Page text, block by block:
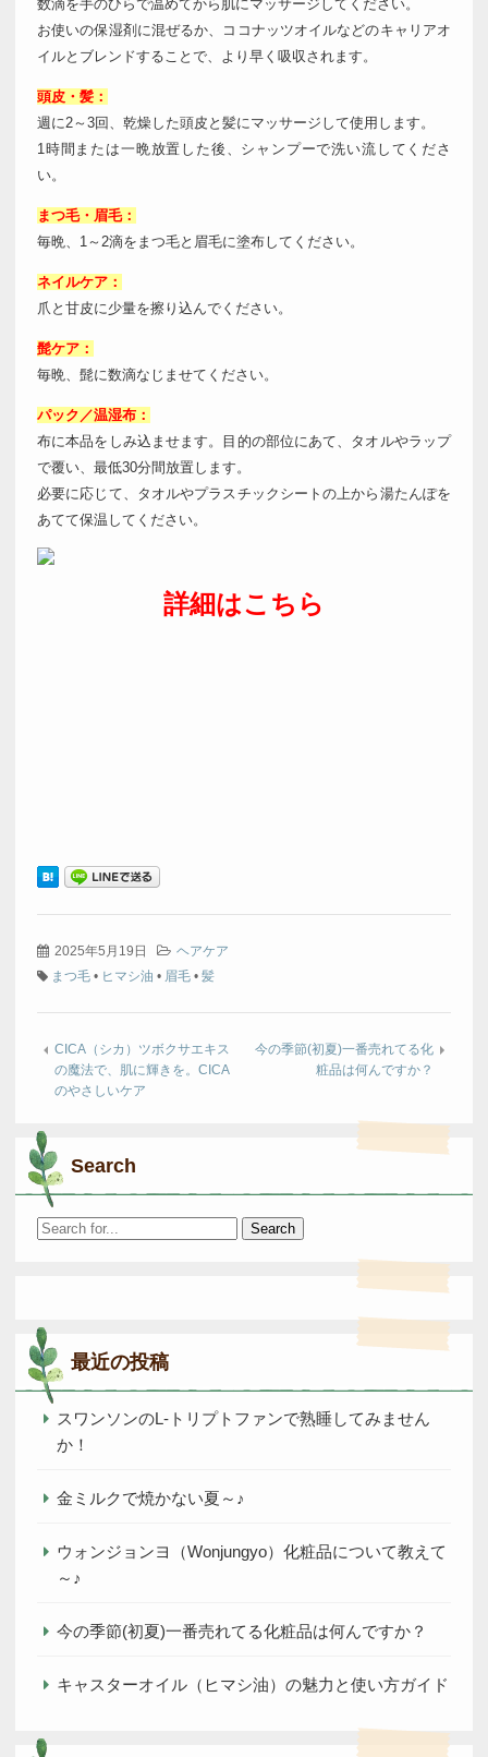
数滴を手のひらで温めてから肌にマッサージしてください。
お使いの保湿剤に混ぜるか、ココナッツオイルなどのキャリアオ
イルとブレンドすることで、より早く吸収されます。
頭皮・髪：
週に2～3回、乾燥した頭皮と髪にマッサージして使用します。
1時間または一晩放置した後、シャンプーで洗い流してくださ
い。
まつ毛・眉毛：
毎晩、1～2滴をまつ毛と眉毛に塗布してください。
ネイルケア：
爪と甘皮に少量を擦り込んでください。
髭ケア：
毎晩、髭に数滴なじませてください。
パック／温湿布：
布に本品をしみ込ませます。目的の部位にあて、タオルやラップ
で覆い、最低30分間放置します。
必要に応じて、タオルやプラスチックシートの上から湯たんぽを
あてて保温してください。
詳細はこちら
2025年5月19日
ヘアケア
まつ毛 • ヒマシ油 • 眉毛 • 髪
CICA（シカ）ツボクサエキス
の魔法で、肌に輝きを。CICA
のやさしいケア
今の季節(初夏)一番売れてる化
粧品は何んですか？
Search
Search
最近の投稿
スワンソンのL-トリプトファンで熟睡してみません
か！
金ミルクで焼かない夏～♪
ウォンジョンヨ（Wonjungyo）化粧品について教えて
～♪
今の季節(初夏)一番売れてる化粧品は何んですか？
キャスターオイル（ヒマシ油）の魅力と使い方ガイド